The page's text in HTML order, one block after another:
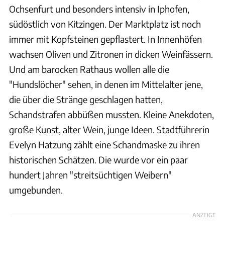
Ochsenfurt und besonders intensiv in Iphofen,
südöstlich von Kitzingen. Der Marktplatz ist noch
immer mit Kopfsteinen gepflastert. In Innenhöfen
wachsen Oliven und Zitronen in dicken Weinfässern.
Und am barocken Rathaus wollen alle die
"Hundslöcher" sehen, in denen im Mittelalter jene,
die über die Stränge geschlagen hatten,
Schandstrafen abbüßen mussten. Kleine Anekdoten,
große Kunst, alter Wein, junge Ideen. Stadtführerin
Evelyn Hatzung zählt eine Schandmaske zu ihren
historischen Schätzen. Die wurde vor ein paar
hundert Jahren "streitsüchtigen Weibern"
umgebunden.
ANZEIGE